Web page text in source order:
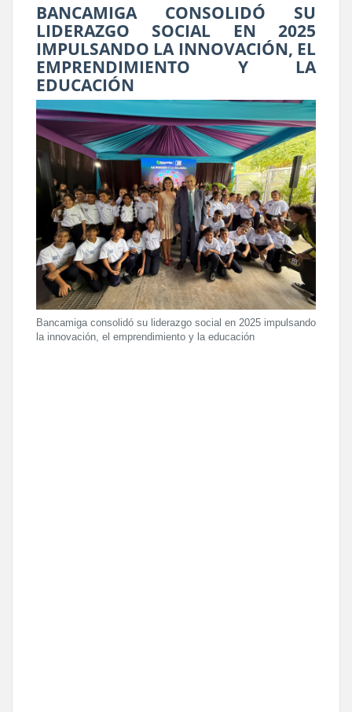
BANCAMIGA CONSOLIDÓ SU
LIDERAZGO SOCIAL EN 2025
IMPULSANDO LA INNOVACIÓN, EL
EMPRENDIMIENTO Y LA
EDUCACIÓN
Bancamiga consolidó su liderazgo social en 2025 impulsando
la innovación, el emprendimiento y la educación